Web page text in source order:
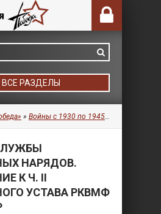
ВСЕ РАЗДЕЛЫ
» Войны с 1930 по 1945 гг.
НАРЯДОВ.
К Ч. II
УСТАВА РКВМФ